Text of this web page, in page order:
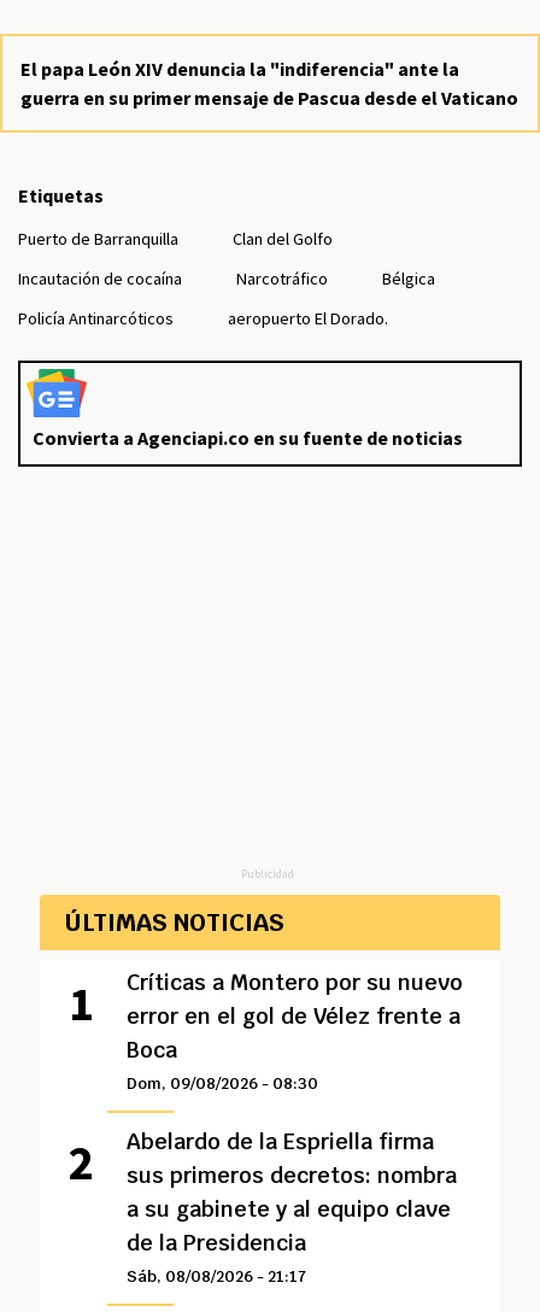
El papa León XIV denuncia la "indiferencia" ante la
guerra en su primer mensaje de Pascua desde el Vaticano
Etiquetas
Puerto de Barranquilla
Clan del Golfo
Incautación de cocaína
Narcotráfico
Bélgica
Policía Antinarcóticos
aeropuerto El Dorado.
Convierta a Agenciapi.co en su fuente de noticias
Publicidad
ÚLTIMAS NOTICIAS
Críticas a Montero por su nuevo
error en el gol de Vélez frente a
Boca
Dom, 09/08/2026 - 08:30
Abelardo de la Espriella firma
sus primeros decretos: nombra
a su gabinete y al equipo clave
de la Presidencia
Sáb, 08/08/2026 - 21:17